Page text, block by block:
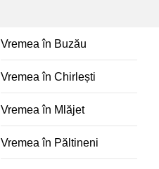
Vremea în Buzău
Vremea în Chirlești
Vremea în Mlăjet
Vremea în Păltineni